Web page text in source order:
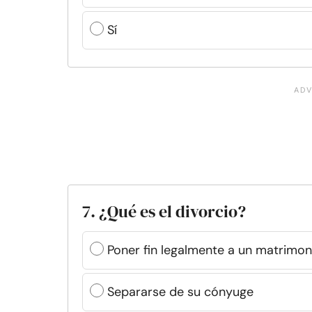
Sí
7. ¿Qué es el divorcio?
Poner fin legalmente a un
Separarse de su cónyuge